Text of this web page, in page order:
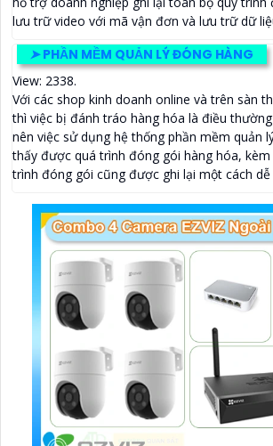
lưu trữ video với mã vận đơn và lưu trữ dữ
➤PHẦN MỀM QUẢN LÝ ĐÓNG HÀNG
View: 2338.
Với các shop kinh doanh online và trên sàn
thì việc bị đánh tráo hàng hóa là điều
nên việc sử dụng hệ thống phần mềm quản
thấy được quá trình đóng gói hàng hóa,
trình đóng gói cũng được ghi lại một cách dễ